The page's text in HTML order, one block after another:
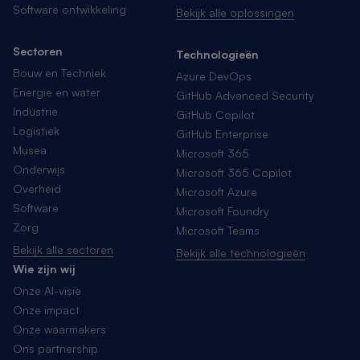
Software ontwikkeling
Sectoren
Bouw en Techniek
Energie en water
Industrie
Logistiek
Musea
Onderwijs
Overheid
Software
Zorg
Bekijk alle sectoren
Bekijk alle oplossingen
Technologieën
Azure DevOps
GitHub Advanced Security
GitHub Copilot
GitHub Enterprise
Microsoft 365
Microsoft 365 Copilot
Microsoft Azure
Microsoft Foundry
Microsoft Teams
Bekijk alle technologieën
Wie zijn wij
Onze AI-visie
Onze impact
Onze waarmakers
Ons partnership